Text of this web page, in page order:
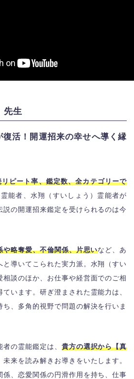
先生
活！開運招来の幸せへ導く縁
ピート率、鑑定数、全カテゴリーで
能者、水翔（すいしょう）霊能者が
説の開運招来鑑定を受けられるのは今
や略奪愛、不倫関係、片思いなど、あ
と導いてこられた実力派。水翔（すい
相談のほか、お仕事や経営面でのご相
います。研ぎ澄まされた霊能力は、
、多角的視野で問題の解決を行いま
の霊能鑑定は、 貴方の選択から【真
、未来を読み解きお導きをいたします。
係、恋愛関係の円滑作用を持ち、仕事